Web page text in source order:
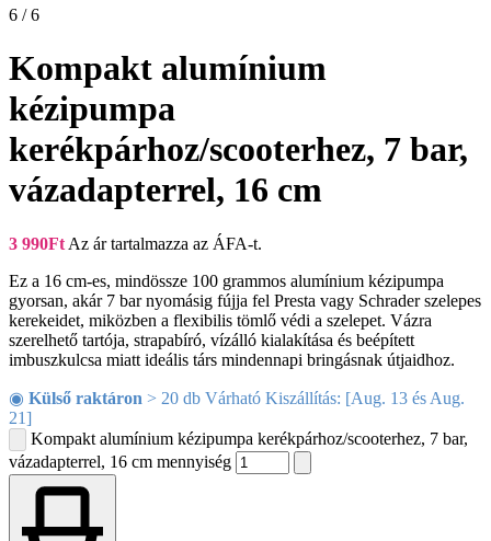
6 / 6
Kompakt alumínium
kézipumpa
kerékpárhoz/scooterhez, 7 bar,
vázadapterrel, 16 cm
3 990Ft Az ár tartalmazza az ÁFA-t.
Ez a 16 cm-es, mindössze 100 grammos alumínium kézipumpa
gyorsan, akár 7 bar nyomásig fújja fel Presta vagy Schrader szelepes
kerekeidet, miközben a flexibilis tömlő védi a szelepet. Vázra
szerelhető tartója, strapabíró, vízálló kialakítása és beépített
imbuszkulcsa miatt ideális társ mindennapi bringásnak útjaidhoz.
◉ Külső raktáron > 20 db Várható Kiszállítás: [Aug. 13 és Aug.
21]
Kompakt alumínium kézipumpa kerékpárhoz/scooterhez, 7 bar,
vázadapterrel, 16 cm mennyiség